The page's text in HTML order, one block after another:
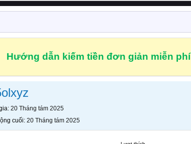
Hướng dẫn kiếm tiền đơn giản miễn phí
20 Tháng tám 2025
cuối 20 Tháng tám 2025